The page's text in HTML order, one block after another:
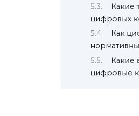
Какие
цифровых
Как
Какие
цифровые